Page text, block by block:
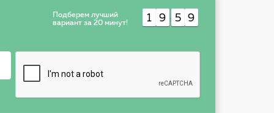
Подберем лучший
вариант за 20 минут!
1 9 : 5 9